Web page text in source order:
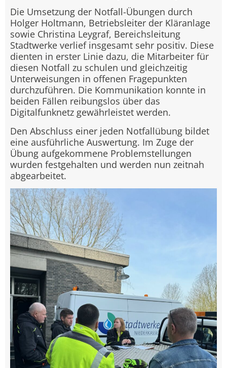
Die Umsetzung der Notfall-Übungen durch
Holger Holtmann, Betriebsleiter der Kläranlage
sowie Christina Leygraf, Bereichsleitung
Stadtwerke verlief insgesamt sehr positiv. Diese
dienten in erster Linie dazu, die Mitarbeiter für
diesen Notfall zu schulen und gleichzeitig
Unterweisungen in offenen Fragepunkten
durchzuführen. Die Kommunikation konnte in
beiden Fällen reibungslos über das
Digitalfunknetz gewährleistet werden.
Den Abschluss einer jeden Notfallübung bildet
eine ausführliche Auswertung. Im Zuge der
Übung aufgekommene Problemstellungen
wurden festgehalten und werden nun zeitnah
abgearbeitet.